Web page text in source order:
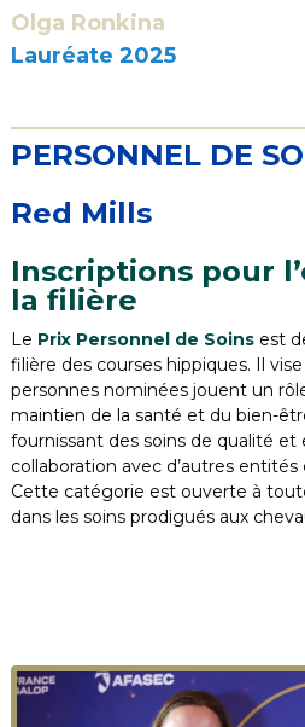
Olga Ronkina
Lauréate 2025
PERSONNEL DE
Red Mills
Inscriptions pour
la filière
Le Prix Personnel de Soinsest
filière des courses hippiques. Il
personnes nominées jouent un
maintien de la santé et du bien-
fournissant des soins de qualité
collaboration avec d’autres entités
Cette catégorie est ouverte à
dans les soins prodigués aux